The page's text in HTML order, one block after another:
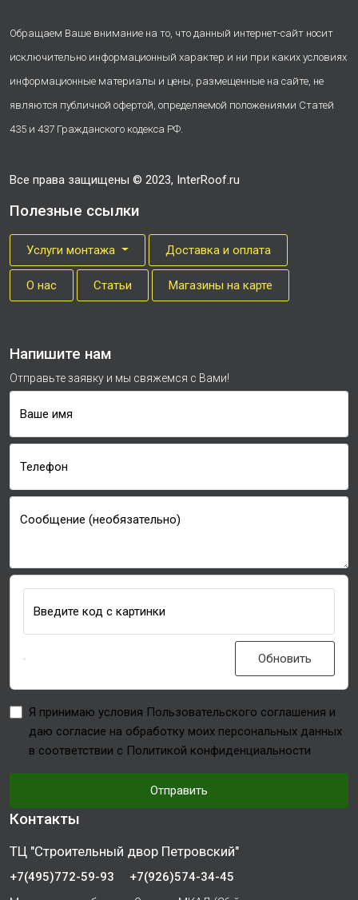
Обращаем Ваше внимание на то, что данный интернет-сайт носит
исключительно информационный характер и ни при каких условиях
информационные материалы и цены, размещенные на сайте, не
являются публичной офертой, определяемой положениями Статей
435 и 437 Гражданского кодекса РФ.
Все права защищены © 2023, InterRoof.ru
Полезные ссылки
Услуги монтажа Доставка и оплата
О нас Cтатьи Магазины на карте
Напишите нам
Отправьте заявку и мы свяжемся с Вами!
Ваше имя
Телефон
Сообщение (необязательно)
Введите код с картинки
Обновить
Я принимаю условия Пользовательского соглашения и
даю согласие на обработку моих персональных данных
в соответствии с Политикой конфиденциальности
Отправить
Контакты
ТЦ "Строительный двор Петровский"
+7(495)772-59-93
+7(926)574-34-45